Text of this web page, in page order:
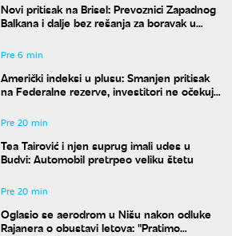
Novi pritisak na Brisel: Prevoznici Zapadnog
Balkana i dalje bez rešanja za boravak u
Pre 6 min
Američki indeksi u plusu: Smanjen pritisak
na Federalne rezerve, investitori ne očekuju
Pre 20 min
Tea Tairović i njen suprug imali udes u
Budvi: Automobil pretrpeo veliku štetu
Pre 20 min
Oglasio se aerodrom u Nišu nakon odluke
Rajanera o obustavi letova: "Pratimo